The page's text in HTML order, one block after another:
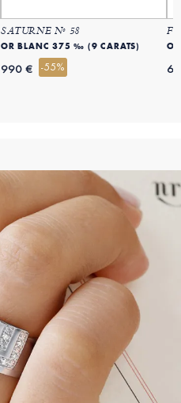
SATURNE Nº 58
OR BLANC 375 ‰ (9 CARATS)
990 € -55%